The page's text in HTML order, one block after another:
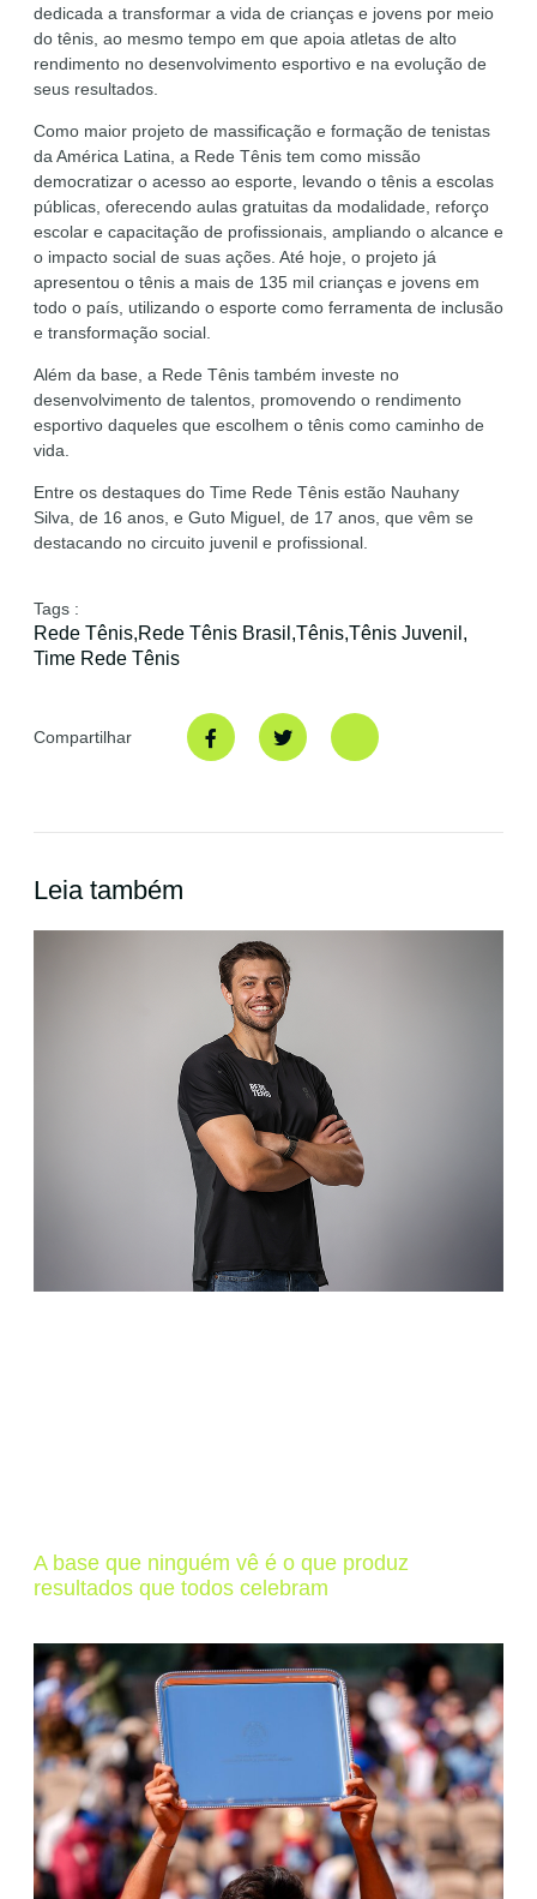
dedicada a transformar a vida de crianças e jovens por meio
do tênis, ao mesmo tempo em que apoia atletas de alto
rendimento no desenvolvimento esportivo e na evolução de
seus resultados.
Como maior projeto de massificação e formação de tenistas
da América Latina, a Rede Tênis tem como missão
democratizar o acesso ao esporte, levando o tênis a escolas
públicas, oferecendo aulas gratuitas da modalidade, reforço
escolar e capacitação de profissionais, ampliando o alcance e
o impacto social de suas ações. Até hoje, o projeto já
apresentou o tênis a mais de 135 mil crianças e jovens em
todo o país, utilizando o esporte como ferramenta de inclusão
e transformação social.
Além da base, a Rede Tênis também investe no
desenvolvimento de talentos, promovendo o rendimento
esportivo daqueles que escolhem o tênis como caminho de
vida.
Entre os destaques do Time Rede Tênis estão Nauhany
Silva, de 16 anos, e Guto Miguel, de 17 anos, que vêm se
destacando no circuito juvenil e profissional.
Tags :
Rede Tênis,Rede Tênis Brasil ,Tênis,Tênis Juvenil ,
Time Rede Tênis
Compartilhar
Leia também
A base que ninguém vê é o que produz
resultados que todos celebram